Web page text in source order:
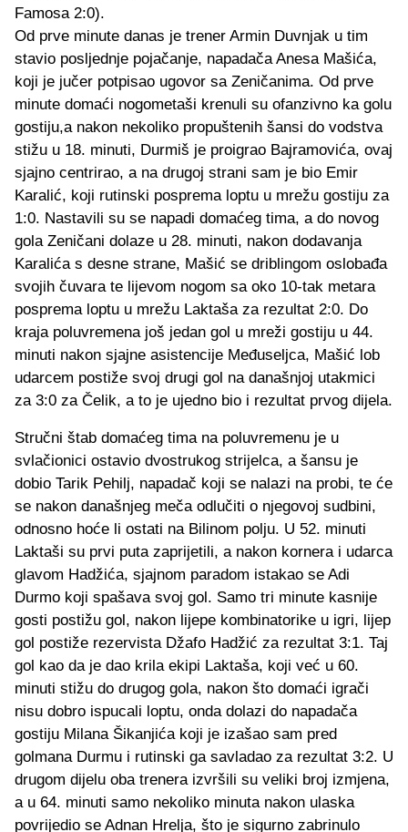
Famosa 2:0).
Od prve minute danas je trener Armin Duvnjak u tim
stavio posljednje pojačanje, napadača Anesa Mašića,
koji je jučer potpisao ugovor sa Zeničanima. Od prve
minute domaći nogometaši krenuli su ofanzivno ka golu
gostiju,a nakon nekoliko propuštenih šansi do vodstva
stižu u 18. minuti, Durmiš je proigrao Bajramovića, ovaj
sjajno centrirao, a na drugoj strani sam je bio Emir
Karalić, koji rutinski posprema loptu u mrežu gostiju za
1:0. Nastavili su se napadi domaćeg tima, a do novog
gola Zeničani dolaze u 28. minuti, nakon dodavanja
Karalića s desne strane, Mašić se driblingom oslobađa
svojih čuvara te lijevom nogom sa oko 10-tak metara
posprema loptu u mrežu Laktaša za rezultat 2:0. Do
kraja poluvremena još jedan gol u mreži gostiju u 44.
minuti nakon sjajne asistencije Međuseljca, Mašić lob
udarcem postiže svoj drugi gol na današnjoj utakmici
za 3:0 za Čelik, a to je ujedno bio i rezultat prvog dijela.
Stručni štab domaćeg tima na poluvremenu je u
svlačionici ostavio dvostrukog strijelca, a šansu je
dobio Tarik Pehilj, napadač koji se nalazi na probi, te će
se nakon današnjeg meča odlučiti o njegovoj sudbini,
odnosno hoće li ostati na Bilinom polju. U 52. minuti
Laktaši su prvi puta zaprijetili, a nakon kornera i udarca
glavom Hadžića, sjajnom paradom istakao se Adi
Durmo koji spašava svoj gol. Samo tri minute kasnije
gosti postižu gol, nakon lijepe kombinatorike u igri, lijep
gol postiže rezervista Džafo Hadžić za rezultat 3:1. Taj
gol kao da je dao krila ekipi Laktaša, koji već u 60.
minuti stižu do drugog gola, nakon što domaći igrači
nisu dobro ispucali loptu, onda dolazi do napadača
gostiju Milana Šikanjića koji je izašao sam pred
golmana Durmu i rutinski ga savladao za rezultat 3:2. U
drugom dijelu oba trenera izvršili su veliki broj izmjena,
a u 64. minuti samo nekoliko minuta nakon ulaska
povrijedio se Adnan Hrelja, što je sigurno zabrinulo